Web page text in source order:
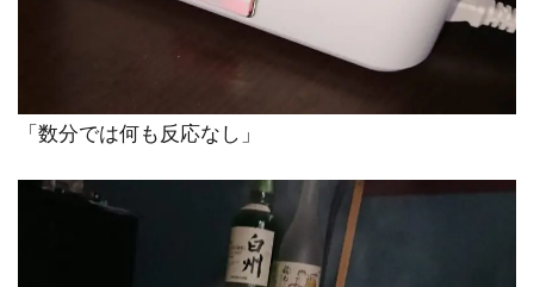
「数分では何も反応なし」